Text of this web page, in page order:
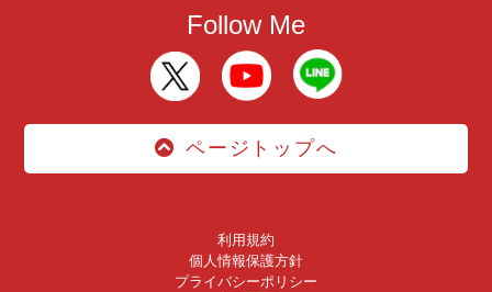
Follow Me
ページトップへ
利用規約
個人情報保護方針
プライバシーポリシー